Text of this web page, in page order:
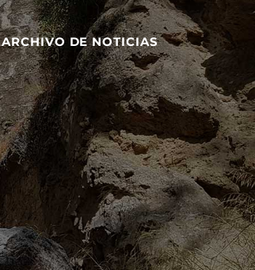
ARCHIVO DE NOTICIAS